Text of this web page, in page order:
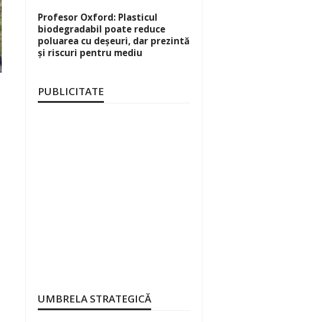
Profesor Oxford: Plasticul
biodegradabil poate reduce
poluarea cu deșeuri, dar prezintă
și riscuri pentru mediu
PUBLICITATE
UMBRELA STRATEGICĂ